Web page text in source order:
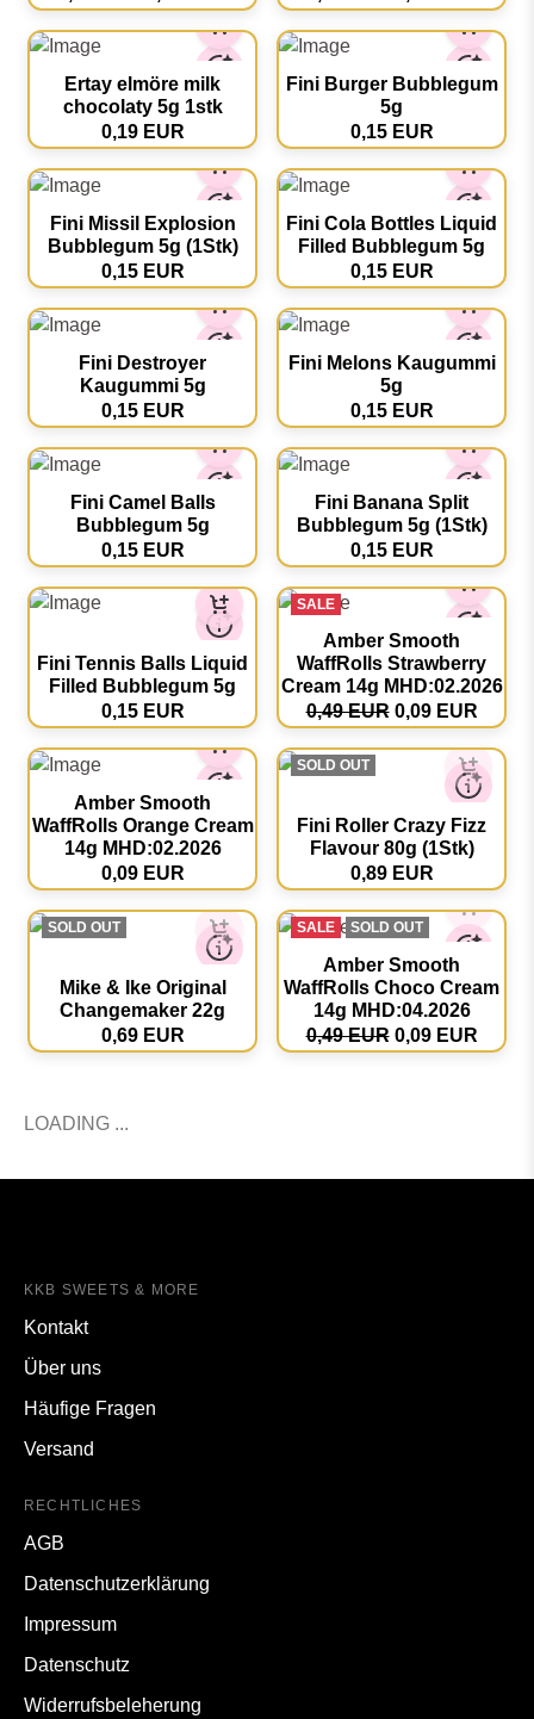
0,69 EUR 0,29 EUR
0,49 EUR 0,19 EUR
Ertay elmöre milk
chocolaty 5g 1stk
0,19 EUR
Fini Burger Bubblegum
5g
0,15 EUR
Fini Missil Explosion
Bubblegum 5g (1Stk)
0,15 EUR
Fini Cola Bottles Liquid
Filled Bubblegum 5g
0,15 EUR
Fini Destroyer
Kaugummi 5g
0,15 EUR
Fini Melons Kaugummi
5g
0,15 EUR
Fini Camel Balls
Bubblegum 5g
0,15 EUR
Fini Banana Split
Bubblegum 5g (1Stk)
0,15 EUR
Fini Tennis Balls Liquid
Filled Bubblegum 5g
0,15 EUR
Amber Smooth
WaffRolls Strawberry
Cream 14g MHD:02.2026
0,49 EUR 0,09 EUR
Amber Smooth
WaffRolls Orange Cream
14g MHD:02.2026
0,09 EUR
Fini Roller Crazy Fizz
Flavour 80g (1Stk)
0,89 EUR
Mike & Ike Original
Changemaker 22g
0,69 EUR
Amber Smooth
WaffRolls Choco Cream
14g MHD:04.2026
0,49 EUR 0,09 EUR
KKB SWEETS & MORE
Kontakt
Über uns
Häufige Fragen
Versand
RECHTLICHES
AGB
Datenschutzerklärung
Impressum
Datenschutz
Widerrufsbeleherung